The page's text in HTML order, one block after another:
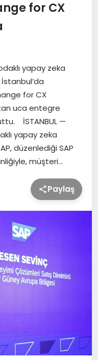
for CX
yapay zeka
for CX
uca entegre
İSTANBUL —
yapay zeka
düzenlediği SAP
müşteri…
Paylaş